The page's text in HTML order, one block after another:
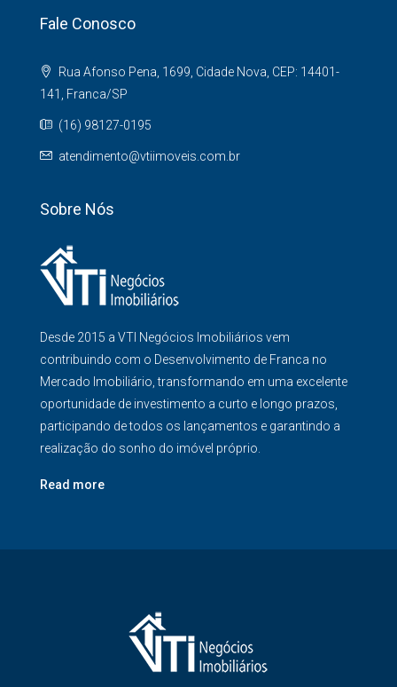
Fale Conosco
Rua Afonso Pena, 1699, Cidade Nova, CEP: 14401-
141, Franca/SP
(16) 98127-0195
atendimento@vtiimoveis.com.br
Sobre Nós
Desde 2015 a VTI Negócios Imobiliários vem
contribuindo com o Desenvolvimento de Franca no
Mercado Imobiliário, transformando em uma excelente
oportunidade de investimento a curto e longo prazos,
participando de todos os lançamentos e garantindo a
realização do sonho do imóvel próprio.
Read more